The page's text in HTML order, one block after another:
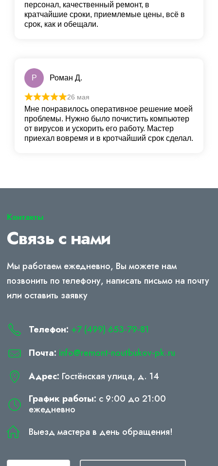
персонал, качественный ремонт, в
кратчайшие сроки, приемлемые цены, всё в
срок, как и обещали.
Р Роман Д.
26 мая
Мне понравилось оперативное решение моей
проблемы. Нужно было почистить компьютер
от вирусов и ускорить его работу. Мастер
приехал вовремя и в кротчайший срок сделал.
Контакты
Связь с нами
Мы работаем ежедневно, Вы можете нам
позвонить по телефону, написать письмо на почту
или оставить заявку
Телефон: +7 (499) 653-79-81
Почта: info@remont-noutbukov-pk.ru
Адрес: Гостёнская улица, д. 14
График работы: с 9:00 до 21:00
ежедневно
Выезд мастера в день обращения!